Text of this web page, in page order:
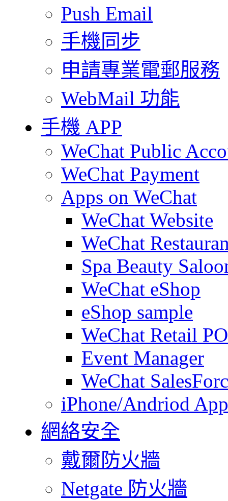
Push Email
手機同步
申請專業電郵服務
WebMail 功能
手機 APP
WeChat Public
WeChat Payment
Apps on WeChat
WeChat Website
WeChat
Spa Beauty
WeChat eShop
eShop sample
WeChat Retail
Event Manager
WeChat
iPhone/Andriod
網絡安全
戴爾防火牆
Netgate 防火牆